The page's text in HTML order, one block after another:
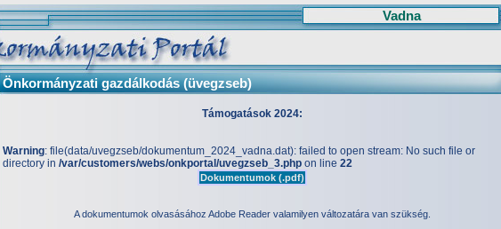
Vadna
Önkormányzati gazdálkodás (üvegzseb)
Támogatások 2024:
Warning: file(data/uvegzseb/dokumentum_2024_vadna.dat): failed to open stream: No such file or
directory in /var/customers/webs/onkportal/uvegzseb_3.php on line 22
Dokumentumok (.pdf)
A dokumentumok olvasásához Adobe Reader valamilyen változatára van szükség.